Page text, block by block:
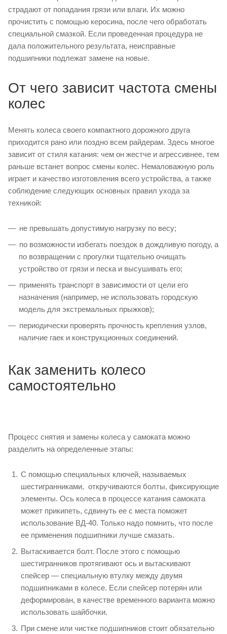
страдают от попадания грязи или влаги. Их можно
прочистить с помощью керосина, после чего обработать
специальной смазкой. Если проведенная процедура не
дала положительного результата, неисправные
подшипники подлежат замене на новые.
От чего зависит частота смены
колес
Менять колеса своего компактного дорожного друга
приходится рано или поздно всем райдерам. Здесь многое
зависит от стиля катания: чем он жестче и агрессивнее, тем
раньше встанет вопрос смены колес. Немаловажную роль
играет и качество изготовления всего устройства, а также
соблюдение следующих основных правил ухода за
техникой:
не превышать допустимую нагрузку по весу;
по возможности избегать поездок в дождливую погоду, а
по возвращении с прогулки тщательно очищать
устройство от грязи и песка и высушивать его;
применять транспорт в зависимости от цели его
назначения (например, не использовать городскую
модель для экстремальных прыжков);
периодически проверять прочность крепления узлов,
наличие гаек и конструкционных соединений.
Как заменить колесо
самостоятельно
Процесс снятия и замены колеса у самоката можно
разделить на определенные этапы:
С помощью специальных ключей, называемых
шестигранниками, откручиваются болты, фиксирующие
элементы. Ось колеса в процессе катания самоката
может прикипеть, сдвинуть ее с места поможет
использование ВД-40. Только надо помнить, что после
ее применения подшипники лучше смазать.
Вытаскивается болт. После этого с помощью
шестигранников протягивают ось и вытаскивают
спейсер — специальную втулку между двумя
подшипниками в колесе. Если спейсер потерян или
деформирован, в качестве временного варианта можно
использовать шайбочки.
При смене или чистке подшипников стоит обязательно